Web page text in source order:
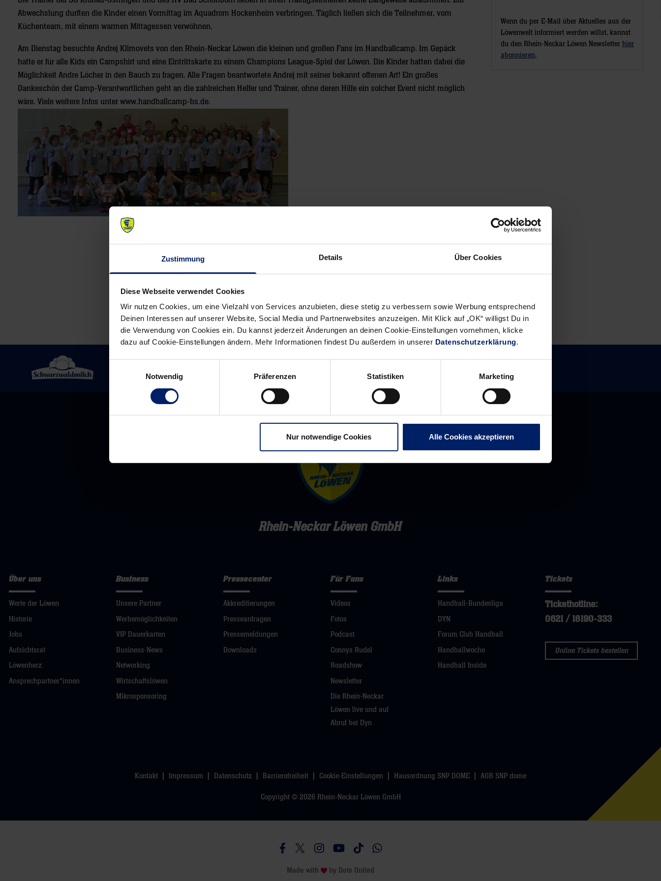
Zustimmung Details Über Cookies
Diese Webseite verwendet Cookies
Wir nutzen Cookies, um eine Vielzahl von Services anzubieten, diese stetig zu verbessern sowie Werbung entsprechend
Deinen Interessen auf unserer Website, Social Media und Partnerwebsites anzuzeigen. Mit Klick auf „OK“ willigst Du in
die Verwendung von Cookies ein. Du kannst jederzeit Änderungen an deinen Cookie-Einstellungen vornehmen, klicke
dazu auf Cookie-Einstellungen ändern. Mehr Informationen findest Du außerdem in unserer Datenschutzerklärung.
Notwendig
Präferenzen Statistiken Marketing
Nur notwendige Cookies Alle Cookies akzeptieren
Abwechslung durften die Kinder einen Vormittag im Aquadrom Hockenheim verbringen. Täglich ließen sich die Teilnehmer, vom
Küchenteam, mit einem warmen Mittagessen verwöhnen.
Am Dienstag besuchte Andrej Klimovets von den Rhein-Neckar Löwen die kleinen und großen Fans im Handballcamp. Im Gepäck
hatte er für alle Kids ein Campshirt und eine Eintrittskarte zu einem Champions League-Spiel der Löwen. Die Kinder hatten dabei die
Möglichkeit Andre Löcher in den Bauch zu fragen. Alle Fragen beantwortete Andrej mit seiner bekannt offenen Art! Ein großes
Dankeschön der Camp-Verantwortlichen geht an die zahlreichen Helfer und Trainer, ohne deren Hilfe ein solcher Event nicht möglich
wäre. Viele weitere Infos unter www.handballcamp-bs.de.
Wenn du per E-Mail über Aktuelles aus der
Löwenwelt informiert werden willst, kannst
du den Rhein-Neckar Löwen Newsletter hier
abonnieren.
verstärkt
die
Löwen
der
Regionalliga-
Mannschaft
Rhein-Neckar Löwen GmbH
Über uns
Werte der Löwen
Historie
Jobs
Aufsichtsrat
Löwenherz
Ansprechpartner*innen
Business
Unsere Partner
Werbemöglichkeiten
VIP Dauerkarten
Business-News
Networking
Wirtschaftslöwen
Mikrosponsoring
Pressecenter
Akkreditierungen
Presseanfragen
Pressemeldungen
Downloads
Für Fans
Videos
Fotos
Podcast
Connys Rudel
Roadshow
Newsletter
Die Rhein-Neckar
Löwen live und auf
Abruf bei Dyn
Links
Handball-Bundesliga
DYN
Forum Club Handball
Handballwoche
Handball Inside
Tickets
Tickethotline:
0621 / 18190-333
Online Tickets bestellen
Kontakt Impressum Datenschutz Barrierefreiheit Cookie-Einstellungen Hausordnung SNP DOME AGB SNP dome
Copyright © 2026 Rhein-Neckar Löwen GmbH
Besucht uns auf Facebook
Besucht uns auf Twitter
Besucht uns auf Instagram
Besucht uns auf Youtube
Besucht uns auf TikTok
Besucht uns auf WhatsApp
Made with by Dots United